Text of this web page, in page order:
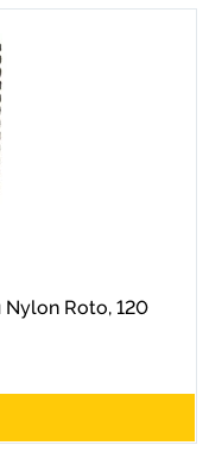
Nylon Roto, 120